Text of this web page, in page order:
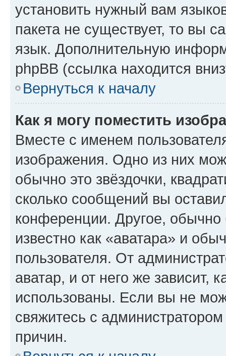
установить нужный вам
пакета не существует, то вы
язык. Дополнительную
phpBB (ссылка находится
Вернуться к началу
Как я могу поместить
Вместе с именем
изображения. Одно из них
обычно это звёздочки,
сколько сообщений вы
конференции. Другое,
известно как «аватара» и
пользователя. От
аватар, и от него же зависит,
использованы. Если вы не
свяжитесь с
причин.